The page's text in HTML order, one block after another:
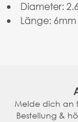
Diameter:
Länge: 6mm
Melde dich an
Bestellung &